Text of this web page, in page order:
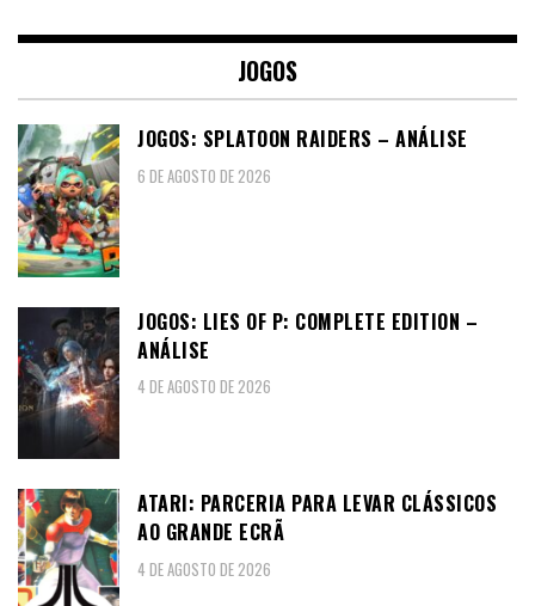
JOGOS
JOGOS: SPLATOON RAIDERS – ANÁLISE
6 DE AGOSTO DE 2026
JOGOS: LIES OF P: COMPLETE EDITION –
ANÁLISE
4 DE AGOSTO DE 2026
ATARI: PARCERIA PARA LEVAR CLÁSSICOS
AO GRANDE ECRÃ
4 DE AGOSTO DE 2026